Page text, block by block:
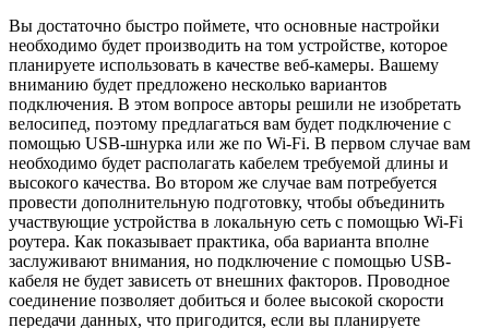
Вы достаточно быстро поймете, что основные настройки
необходимо будет производить на том устройстве, которое
планируете использовать в качестве веб-камеры. Вашему
вниманию будет предложено несколько вариантов
подключения. В этом вопросе авторы решили не изобретать
велосипед, поэтому предлагаться вам будет подключение с
помощью USB-шнурка или же по Wi-Fi. В первом случае вам
необходимо будет располагать кабелем требуемой длины и
высокого качества. Во втором же случае вам потребуется
провести дополнительную подготовку, чтобы объединить
участвующие устройства в локальную сеть с помощью Wi-Fi
роутера. Как показывает практика, оба варианта вполне
заслуживают внимания, но подключение с помощью USB-
кабеля не будет зависеть от внешних факторов. Проводное
соединение позволяет добиться и более высокой скорости
передачи данных, что пригодится, если вы планируете